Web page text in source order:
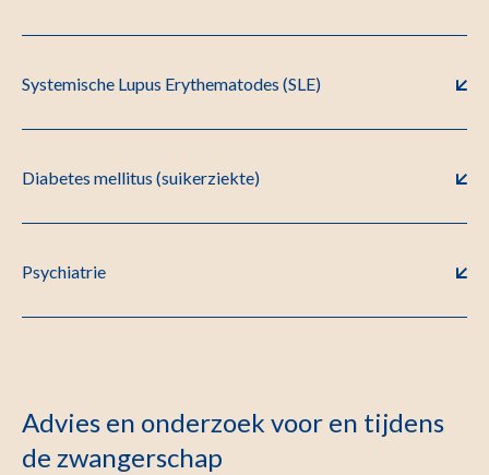
Systemische Lupus Erythematodes (SLE)
Diabetes mellitus (suikerziekte)
Psychiatrie
Advies en onderzoek voor en tijdens
de zwangerschap